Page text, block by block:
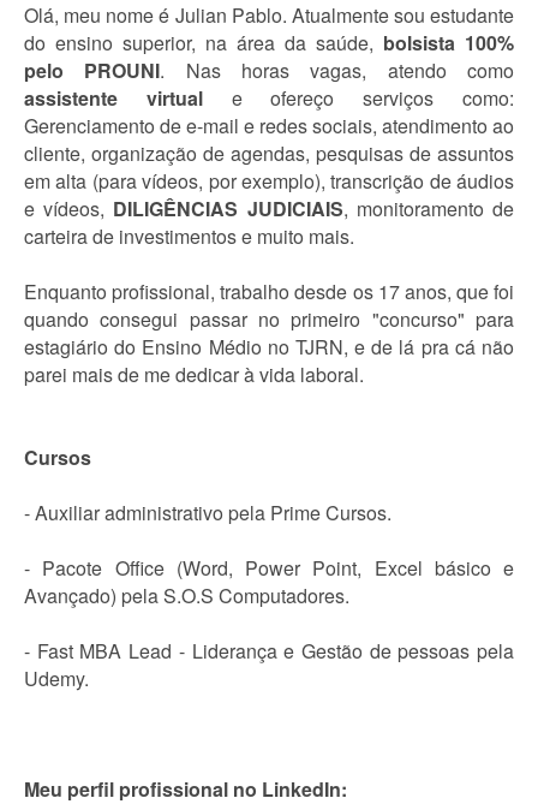
Olá, meu nome é Julian Pablo. Atualmente sou estudante
do ensino superior, na área da saúde, bolsista 100%
pelo PROUNI. Nas horas vagas, atendo como
assistente virtuale ofereço serviços como:
Gerenciamento de e-mail e redes sociais, atendimento ao
cliente, organização de agendas, pesquisas de assuntos
em alta (para vídeos, por exemplo), transcrição de áudios
e vídeos, DILIGÊNCIAS JUDICIAIS, monitoramento de
carteira de investimentos e muito mais.
Enquanto profissional, trabalho desde os 17 anos, que foi
quando consegui passar no primeiro "concurso" para
estagiário do Ensino Médio no TJRN, e de lá pra cá não
parei mais de me dedicar à vida laboral.
Cursos
- Auxiliar administrativo pela Prime Cursos.
- Pacote Office (Word, Power Point, Excel básico e
Avançado) pela S.O.S Computadores.
- Fast MBA Lead - Liderança e Gestão de pessoas pela
Udemy.
Meu perfil profissional no LinkedIn: